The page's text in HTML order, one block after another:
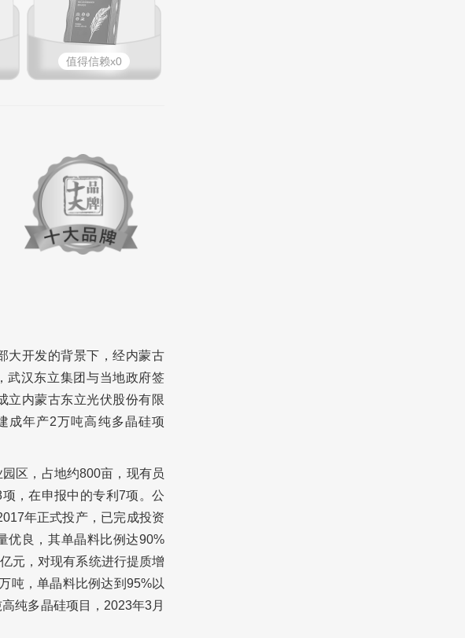
值得信赖x0
大开发的背景下，经内蒙古
武汉东立集团与当地政府签
立内蒙古东立光伏股份有限
成年产2万吨高纯多晶硅项
区，占地约800亩，现有员
，在申报中的专利7项。公
年正式投产，已完成投资
优良，其单晶料比例达90%
元，对现有系统进行提质增
吨，单晶料比例达到95%以
纯多晶硅项目，2023年3月